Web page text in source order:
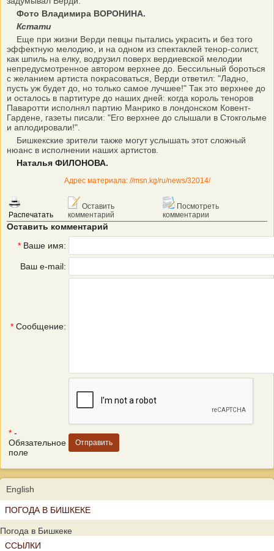
Фото Владимира ВОРОНИНА.
Кстати
Еще при жизни Верди певцы пытались украсить и без того
эффектную мелодию, и на одном из спектаклей тенор-солист,
как шпиль на елку, водрузил поверх вердиевской мелодии
непредусмотренное автором верхнее до. Бессильный бороться
с желанием артиста покрасоваться, Верди ответил: "Ладно,
пусть уж будет до, но только самое лучшее!" Так это верхнее до
и осталось в партитуре до наших дней: когда король теноров
Паваротти исполнял партию Манрико в лондонском Ковент-
Гардене, газеты писали: "Его верхнее до слышали в Стокгольме
и аплодировали!".
Бишкекские зрители также могут услышать этот сложный
нюанс в исполнении наших артистов.
Наталья ФИЛОНОВА.
Адрес материала: //msn.kg/ru/news/32014/
Распечатать
Оставить
комментарий
Посмотреть
комментарии
Оставить комментарий
* Ваше имя:
Ваш e-mail:
* Сообщение:
* -
Обязательное
поле
English
ПОГОДА В БИШКЕКЕ
Погода в Бишкеке
ССЫЛКИ